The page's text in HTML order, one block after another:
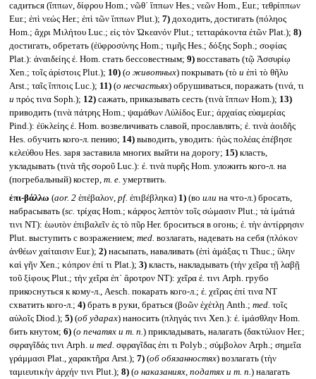
садиться (ἵππων, δίφρου Hom.; νῶθ᾽ ἵππων Hes.; νεῶν Hom., Eur.; τεθρίππων
Eur.; ἐπὶ νεώς Her.; ἐπὶ τῶν ἵππων Plut.); 7)доходить, достигать (πόληος
Hom.; ἄχρι Μιλήτου Luc.; εἰς τὸν Ὠκεανόν Plut.; τετταράκοντα ἐτῶν Plat.); 8)
достигать, обретать (ἐϋφροσύνης Hom.; τιμῆς Hes.; δόξης Soph.; σοφίας
Plat.): ἀναιδείης ἐ. Hom. стать бессовестным; 9)восставать (τῷ Ἀσσυρίῳ
Xen.; τοῖς ἀρίστοις Plut.); 10)(о животных) покрывать (τὸ и ἐπὶ τὸ θῆλυ
Arst.; ταῖς ἵπποις Luc.); 11)(о несчастьях) обрушиваться, поражать (τινά, τι
и πρός τινα Soph.); 12)сажать, приказывать сесть (τινὰ ἵππων Hom.); 13)
приводить (τινὰ πάτρης Hom.; ψαμάθων Λὐλίδος Eur.; ἀρχαίας εὐαμερίας
Pind.): ἐϋκλείης ἐ. Hom. возвеличивать славой, прославлять; ἐ. τινὰ ἀοιδῆς
Hes. обучить кого-л. пению; 14)выводить, уводить: ἠὼς πολέας ἐπέβησε
κελεύθου Hes. заря заставила многих выйти на дорогу; 15)класть,
укладывать (τινὰ τῆς σοροῦ Luc.): ἐ. τινὰ πυρῆς Hom. уложить кого-л. на
(погребальный) костер, т. е. умертвить.
ἐπι-βάλλω (aor. 2ἐπέβαλον, pf. ἐπιβέβληκα) 1)(во или на что-л.) бросать,
набрасывать (sc. τρίχας Hom.; κάρφος λεπτὸν τοῖς σώμασιν Plut.; τὰ ἱμάτιά
τινι NT): ἑωυτὸν ἐπιβαλεῖν ἐς τὸ πῦρ Her. броситься в огонь; ἐ. τὴν ἀντίρρησιν
Plut. выступить с возражением; med. возлагать, надевать на себя (πλόκον
ἀνθέων χαίταισιν Eur.); 2)насыпать, наваливать (ἐπὶ ἁμάξας τι Thuc.; ὕλην
καὶ γῆν Xen.; κόπρον ἐπί τι Plat.); 3)класть, накладывать (τὴν χεῖρα τῇ λαβῇ
τοῦ ξίφους Plut.; τὴν χεῖρα ἐπ᾽ ἄροτρον NT): χεῖρα ἐ. τινι Arph. грубо
прикоснуться к кому-л., Aesch. покарать кого-л.; ἐ. χεῖρας ἐπί τινα NT
схватить кого-л.; 4)брать в руки, браться (βοῶν ἐχέτλῃ Anth.; med. τοῖς
αὐλοῖς Diod.); 5)(об ударах) наносить (πληγάς τινι Xen.): ἐ. ἱμάσθλην Hom.
бить кнутом; 6)(о печатях и т. п.) прикладывать, налагать (δακτύλιον Her.;
σφραγῖδάς τινι Arph. и med. σφραγῖδας ἐπι τι Polyb.; σύμβολον Arph.; σημεῖα
γράμμασι Plat., χαρακτῆρα Arst.); 7)(об обязанностях) возлагать (τὴν
ταμιευτικὴν ἀρχήν τινι Plut.); 8)(о наказаниях, податях и т. п.) налагать